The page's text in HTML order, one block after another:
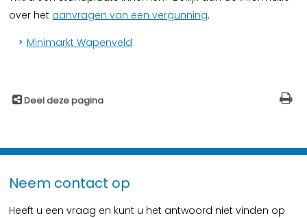
over het aanvragen van een vergunning.
Minimarkt Wapenveld
Deel deze pagina
Neem contact op
Heeft u een vraag en kunt u het antwoord niet vinden op